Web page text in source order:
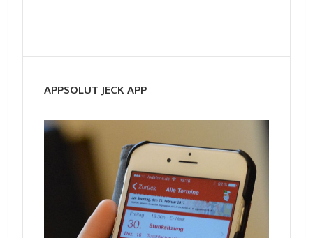
APPSOLUT JECK APP